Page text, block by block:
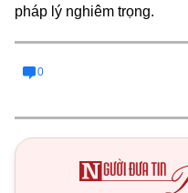
pháp lý nghiêm trọng.
0